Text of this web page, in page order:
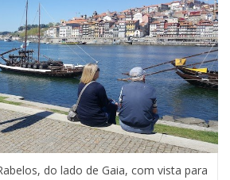
do lado de Gaia, com vista para